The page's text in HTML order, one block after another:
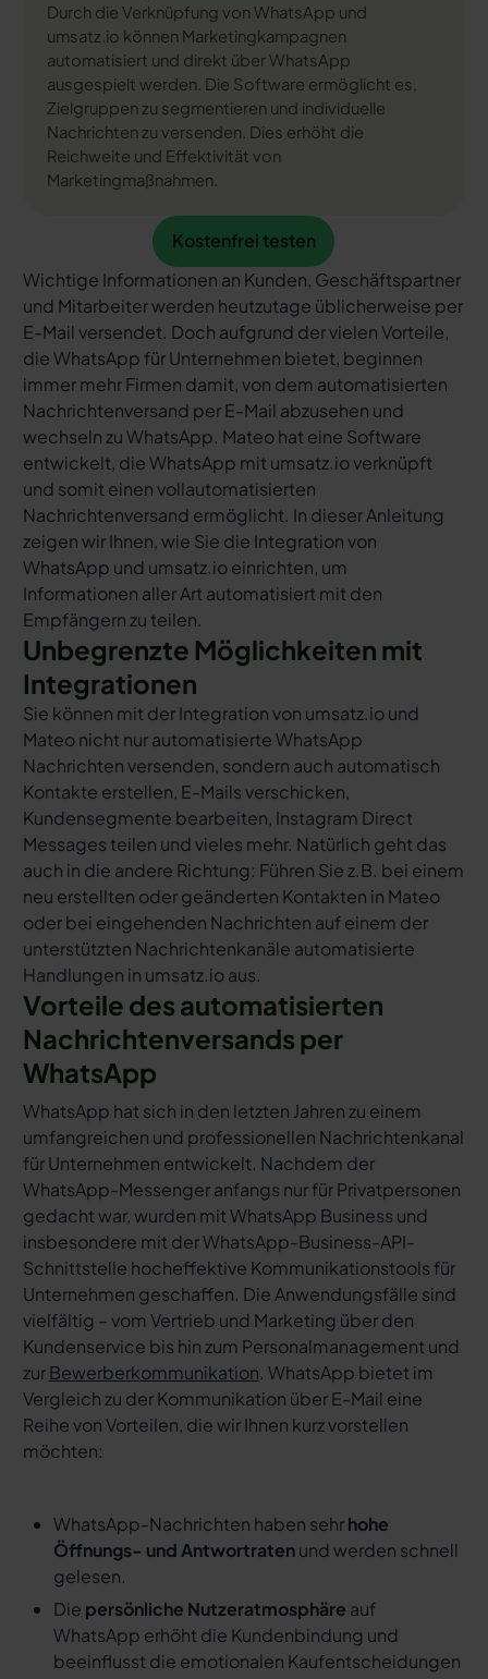
Durch die Verknüpfung von WhatsApp und
umsatz.io können Marketingkampagnen
automatisiert und direkt über WhatsApp
ausgespielt werden. Die Software ermöglicht es,
Zielgruppen zu segmentieren und individuelle
Nachrichten zu versenden. Dies erhöht die
Reichweite und Effektivität von
Marketingmaßnahmen.
Kostenfrei testen
Kostenfrei testen
Wichtige Informationen an Kunden, Geschäftspartner
und Mitarbeiter werden heutzutage üblicherweise per
E-Mail versendet. Doch aufgrund der vielen Vorteile,
die WhatsApp für Unternehmen bietet, beginnen
immer mehr Firmen damit, von dem automatisierten
Nachrichtenversand per E-Mail abzusehen und
wechseln zu WhatsApp. Mateo hat eine Software
entwickelt, die WhatsApp mit umsatz.io verknüpft
und somit einen vollautomatisierten
Nachrichtenversand ermöglicht. In dieser Anleitung
zeigen wir Ihnen, wie Sie die Integration von
WhatsApp und umsatz.io einrichten, um
Informationen aller Art automatisiert mit den
Empfängern zu teilen.
Unbegrenzte Möglichkeiten mit
Integrationen
Sie können mit der Integration von umsatz.io und
Mateo nicht nur automatisierte WhatsApp
Nachrichten versenden, sondern auch automatisch
Kontakte erstellen, E-Mails verschicken,
Kundensegmente bearbeiten, Instagram Direct
Messages teilen und vieles mehr. Natürlich geht das
auch in die andere Richtung: Führen Sie z.B. bei einem
neu erstellten oder geänderten Kontakten in Mateo
oder bei eingehenden Nachrichten auf einem der
unterstützten Nachrichtenkanäle automatisierte
Handlungen in umsatz.io aus.
Vorteile des automatisierten
Nachrichtenversands per
WhatsApp
WhatsApp hat sich in den letzten Jahren zu einem
umfangreichen und professionellen Nachrichtenkanal
für Unternehmen entwickelt. Nachdem der
WhatsApp-Messenger anfangs nur für Privatpersonen
gedacht war, wurden mit WhatsApp Business und
insbesondere mit der WhatsApp-Business-API-
Schnittstelle hocheffektive Kommunikationstools für
Unternehmen geschaffen. Die Anwendungsfälle sind
vielfältig – vom Vertrieb und Marketing über den
Kundenservice bis hin zum Personalmanagement und
zurBewerberkommunikation. WhatsApp bietet im
Vergleich zu der Kommunikation über E-Mail eine
Reihe von Vorteilen, die wir Ihnen kurz vorstellen
möchten:
WhatsApp-Nachrichten haben sehrhohe
Öffnungs- und Antwortratenund werden schnell
gelesen.
Die persönliche Nutzeratmosphäre auf
WhatsApp erhöht die Kundenbindung und
beeinflusst die emotionalen Kaufentscheidungen